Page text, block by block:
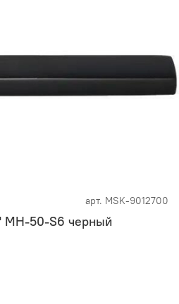
арт. MSK-9012700
MH-50-S6 черный